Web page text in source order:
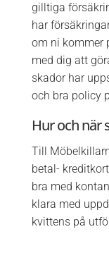
gilltiga
har
om ni kommer
med dig att
skador har
och bra policy
Hur och när
Till
betal-
bra med
klara med
kvittens på